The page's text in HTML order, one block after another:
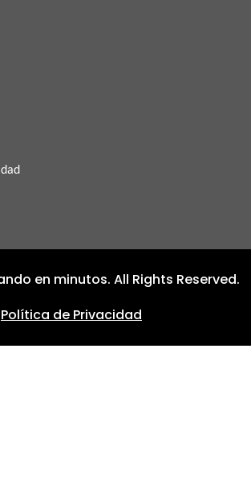
en minutos. All Rights Reserved.
Política de Privacidad